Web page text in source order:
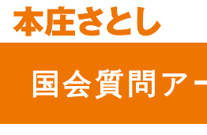
国会質問ア